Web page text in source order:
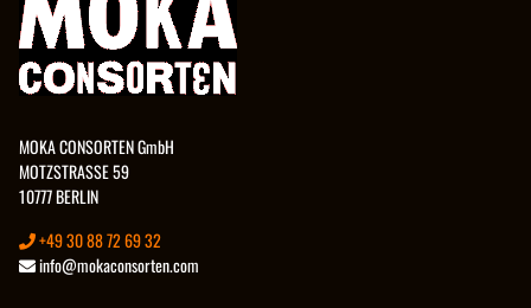
MOKA CONSORTEN GmbH
MOTZSTRASSE 59
10777 BERLIN
+49 30 88 72 69 32
info@mokaconsorten.com